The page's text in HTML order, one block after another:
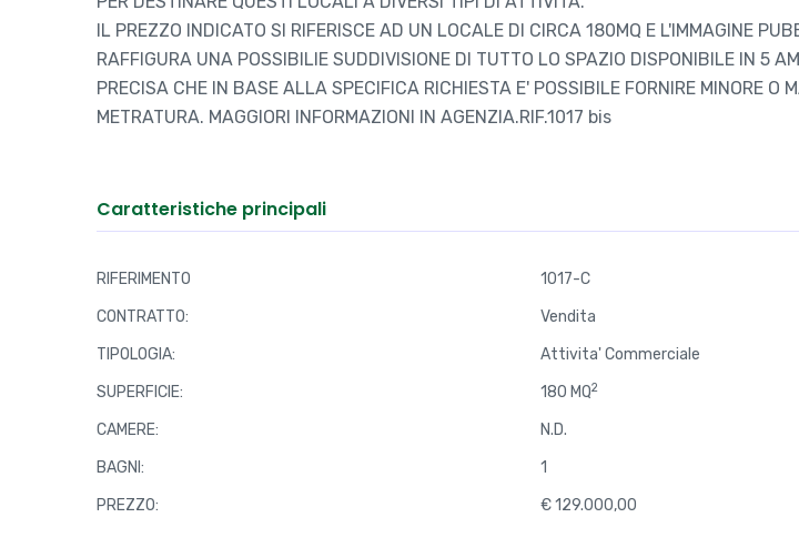
IL PREZZO INDICATO SI RIFERISCE AD UN LOCALE DI CIRCA 180MQ E L'IMMAGINE
RAFFIGURA UNA POSSIBILIE SUDDIVISIONE DI TUTTO LO SPAZIO DISPONIBILE IN 5
PRECISA CHE IN BASE ALLA SPECIFICA RICHIESTA E' POSSIBILE FORNIRE MINORE O
METRATURA. MAGGIORI INFORMAZIONI IN AGENZIA.RIF.1017 bis
Caratteristiche principali
RIFERIMENTO
1017-C
CONTRATTO:
Vendita
TIPOLOGIA:
Attivita' Commerciale
SUPERFICIE:
180 MQ2
CAMERE:
N.D.
BAGNI:
1
PREZZO:
€ 129.000,00